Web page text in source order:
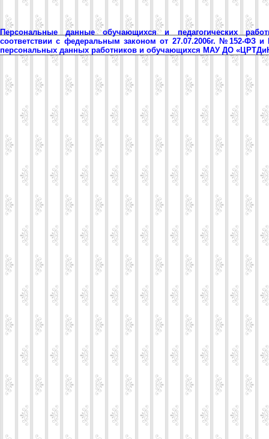
Персональные данные обучающихся и педагогических
соответствии с федеральным законом от 27.07.2006г. №152-ФЗ
персональных данных работников и обучающихся МАУ ДО